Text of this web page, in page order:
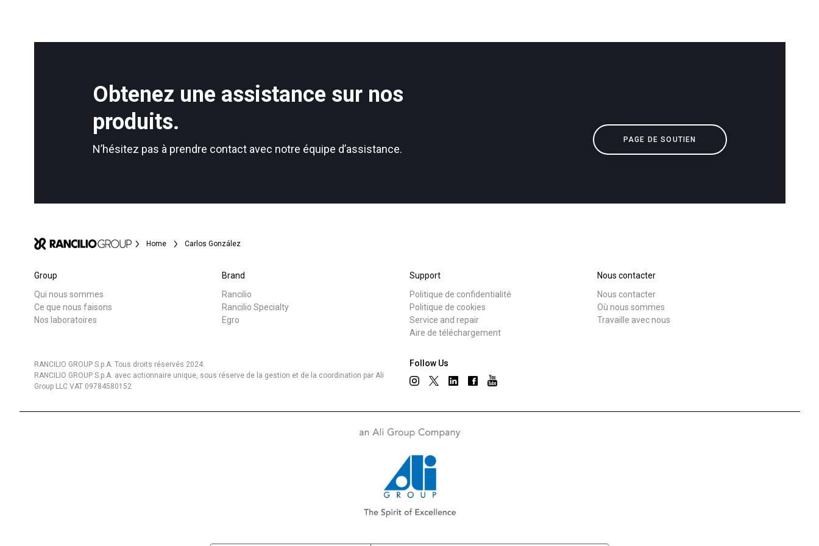
Obtenez une assistance sur nos
produits.
N’hésitez pas à prendre contact avec notre équipe d’assistance.
PAGE DE SOUTIEN
Home Carlos González
Group
Qui nous sommes
Ce que nous faisons
Nos laboratoires
Brand
Rancilio
Rancilio Specialty
Egro
Support
Politique de confidentialité
Politique de cookies
Service and repair
Aire de téléchargement
Nous contacter
Nous contacter
Où nous sommes
Travaille avec nous
Follow Us
RANCILIO GROUP S.p.A. Tous droits réservés 2024.
RANCILIO GROUP S.p.A. avec actionnaire unique, sous réserve de la gestion et de la coordination par Ali
Group LLC VAT 09784580152
Toutes Produits Nouvelles Télécharger Plus de
Politique de confidentialité